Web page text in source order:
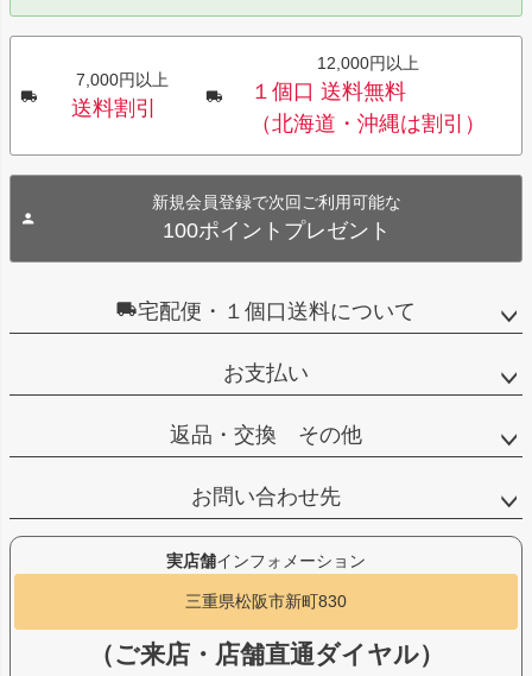
7,000円以上
送料割引
12,000円以上
１個口 送料無料
（北海道・沖縄は割引）
新規会員登録で次回ご利用可能な
100ポイントプレゼント
宅配便・１個口送料について
お支払い
返品・交換 その他
お問い合わせ先
実店舗インフォメーション
三重県松阪市新町830
（ご来店・店舗直通ダイヤル）